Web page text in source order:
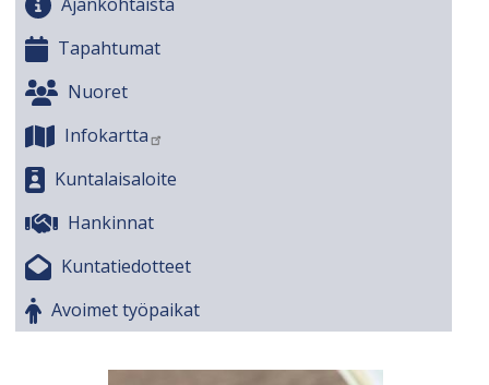
Tapahtumat
Nuoret
Infokartta
Kuntalaisaloite
Hankinnat
Kuntatiedotteet
Avoimet työpaikat